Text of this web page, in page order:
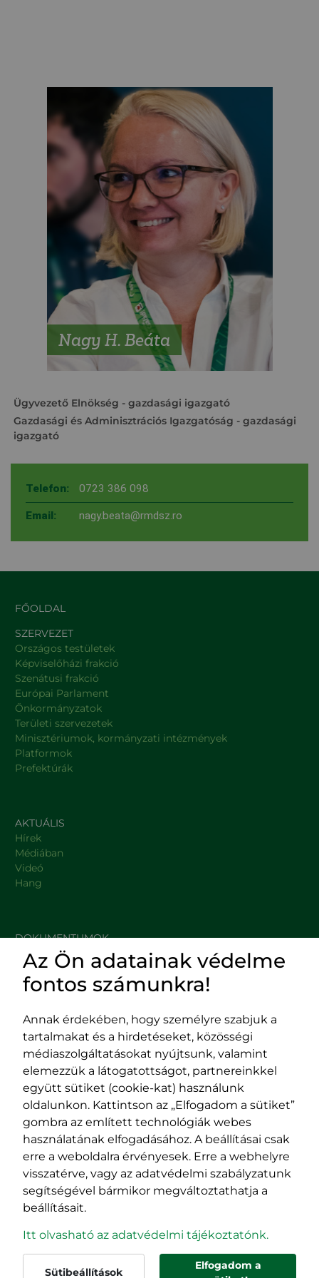
Nagy H. Beáta
Ügyvezető Elnökség - gazdasági igazgató
Gazdasági és Adminisztrációs Igazgatóság - gazdasági
igazgató
Telefon: 0723 386 098
Email: nagy.beata@rmdsz.ro
FŐOLDAL
SZERVEZET
Országos testületek
Képviselőházi frakció
Szenátusi frakció
Európai Parlament
Önkormányzatok
Területi szervezetek
Minisztériumok, kormányzati intézmények
Platformok
Prefektúrák
AKTUÁLIS
Hírek
Médiában
Videó
Hang
DOKUMENTUMOK
HASZNOS LINKEK
Impresszum
Adatvédelmi szabályzat
EPP program
400029 Kolozsvár,
Fürdő (Card. Iuliu Hossu) utca, 41.
szám
tel/fax:0723 250 321
email:office@rmdsz.ro
400489 Kolozsvár,
Majális utca, 60.
szám
tel/fax:0264 590 758
email:
office@rmdsz.ro
Az Ön adatainak védelme
fontos számunkra!
Annak érdekében, hogy személyre szabjuk a
tartalmakat és a hirdetéseket, közösségi
médiaszolgáltatásokat nyújtsunk, valamint
elemezzük a látogatottságot, partnereinkkel
együtt sütiket (cookie-kat) használunk
oldalunkon. Kattintson az „Elfogadom a sütiket”
gombra az említett technológiák webes
használatának elfogadásához. A beállításai csak
erre a weboldalra érvényesek. Erre a webhelyre
visszatérve, vagy az adatvédelmi szabályzatunk
segítségével bármikor megváltoztathatja a
beállításait.
Itt olvasható az adatvédelmi tájékoztatónk.
Sütibeállítások
Elfogadom a